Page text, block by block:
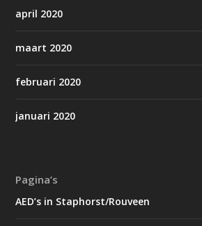
april 2020
maart 2020
februari 2020
januari 2020
Pagina’s
AED’s in Staphorst/Rouveen